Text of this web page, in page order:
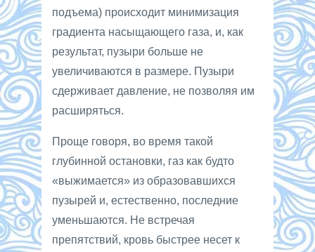
подъема) происходит минимизация
градиента насыщающего газа, и, как
результат, пузыри больше не
увеличиваются в размере. Пузыри
сдерживает давление, не позволяя им
расширяться.
Проще говоря, во время такой
глубинной остановки, газ как будто
«выжимается» из образовавшихся
пузырей и, естественно, последние
уменьшаются. Не встречая
препятствий, кровь быстрее несет к